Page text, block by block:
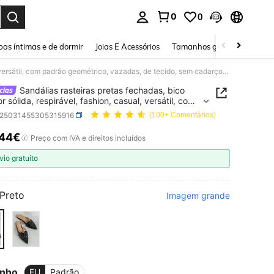
0 0
íntimas e de dormir Joias E Acessórios Tamanhos grandes
Sandálias rasteiras pretas fechadas, bico fino, cor sólida, respirável, fashion, casual, versátil, com padrão geométrico, vazadas, de tecido, sem cadarço, para mulheres, adequadas para primavera, verão e outono, mule
Sandálias rasteiras pretas fechadas, bico
sólida, respirável, fashion, casual, versátil, com
geométrico, vazadas, de tecido, sem cadarço,
adequadas para primavera, verão e
mule
(100+ Comentários)
AND AVAILABILITY
Preço com IVA e direitos incluídos
gratuito
Preto Imagem grande